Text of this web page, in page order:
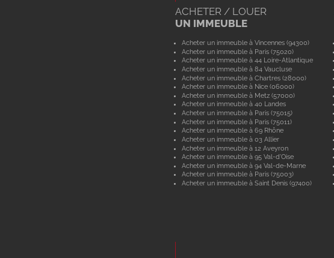
ACHETER / LOUER
UN IMMEUBLE
Acheter un immeuble à Vincennes (94300)
Acheter un immeuble à Paris (75020)
Acheter un immeuble à 44 Loire-Atlantique
Acheter un immeuble à 84 Vaucluse
Acheter un immeuble à Chartres (28000)
Acheter un immeuble à Nice (06000)
Acheter un immeuble à Metz (57000)
Acheter un immeuble à 40 Landes
Acheter un immeuble à Paris (75015)
Acheter un immeuble à Paris (75011)
Acheter un immeuble à 69 Rhône
Acheter un immeuble à 03 Allier
Acheter un immeuble à 12 Aveyron
Acheter un immeuble à 95 Val-d'Oise
Acheter un immeuble à 94 Val-de-Marne
Acheter un immeuble à Paris (75003)
Acheter un immeuble à Saint Denis (97400)